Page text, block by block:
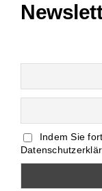
Indem Sie